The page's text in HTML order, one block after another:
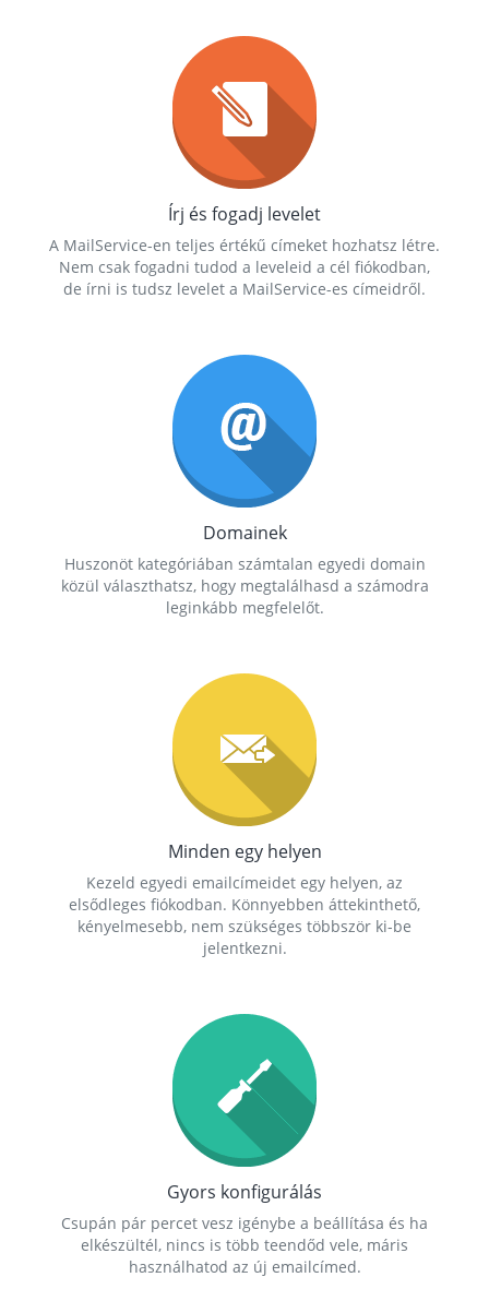
Írj és fogadj levelet
A MailService-en teljes értékű címeket hozhatsz létre.
Nem csak fogadni tudod a leveleid a cél fiókodban,
de írni is tudsz levelet a MailService-es címeidről.
Domainek
Huszonöt kategóriában számtalan egyedi domain
közül választhatsz, hogy megtalálhasd a számodra
leginkább megfelelőt.
Minden egy helyen
Kezeld egyedi emailcímeidet egy helyen, az
elsődleges fiókodban. Könnyebben áttekinthető,
kényelmesebb, nem szükséges többször ki-be
jelentkezni.
Gyors konfigurálás
Csupán pár percet vesz igénybe a beállítása és ha
elkészültél, nincs is több teendőd vele, máris
használhatod az új emailcímed.